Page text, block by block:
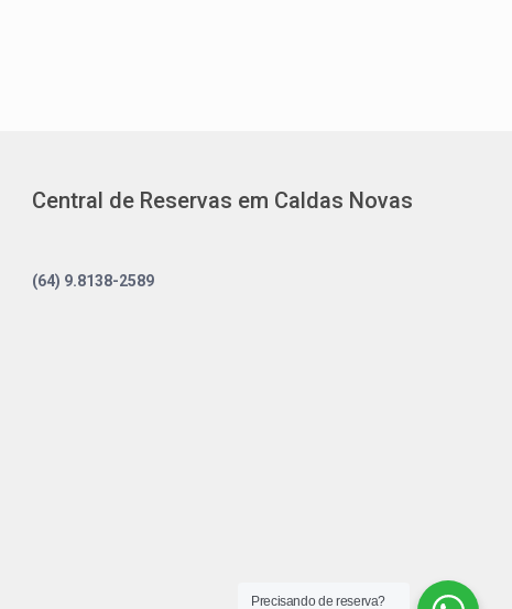
Central de Reservas em Caldas Novas
(64) 9.8138-2589
Precisando de reserva?